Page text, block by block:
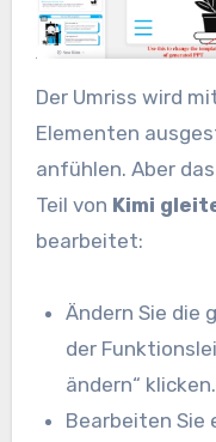
Der Umriss wird
Elementen
anfühlen. Aber
Teil von Kimi
bearbeitet:
Ändern Sie die
der
ändern“ klicken.
Bearbeiten Sie